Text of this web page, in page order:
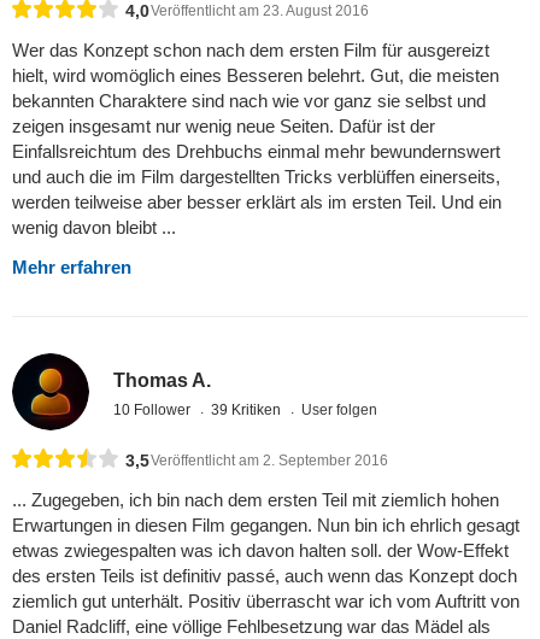
4,0Veröffentlicht am 23. August 2016
Wer das Konzept schon nach dem ersten Film für ausgereizt
hielt, wird womöglich eines Besseren belehrt. Gut, die meisten
bekannten Charaktere sind nach wie vor ganz sie selbst und
zeigen insgesamt nur wenig neue Seiten. Dafür ist der
Einfallsreichtum des Drehbuchs einmal mehr bewundernswert
und auch die im Film dargestellten Tricks verblüffen einerseits,
werden teilweise aber besser erklärt als im ersten Teil. Und ein
wenig davon bleibt ...
Mehr erfahren
Thomas A.
10 Follower 39 Kritiken User folgen
3,5Veröffentlicht am 2. September 2016
... Zugegeben, ich bin nach dem ersten Teil mit ziemlich hohen
Erwartungen in diesen Film gegangen. Nun bin ich ehrlich gesagt
etwas zwiegespalten was ich davon halten soll. der Wow-Effekt
des ersten Teils ist definitiv passé, auch wenn das Konzept doch
ziemlich gut unterhält. Positiv überrascht war ich vom Auftritt von
Daniel Radcliff, eine völlige Fehlbesetzung war das Mädel als